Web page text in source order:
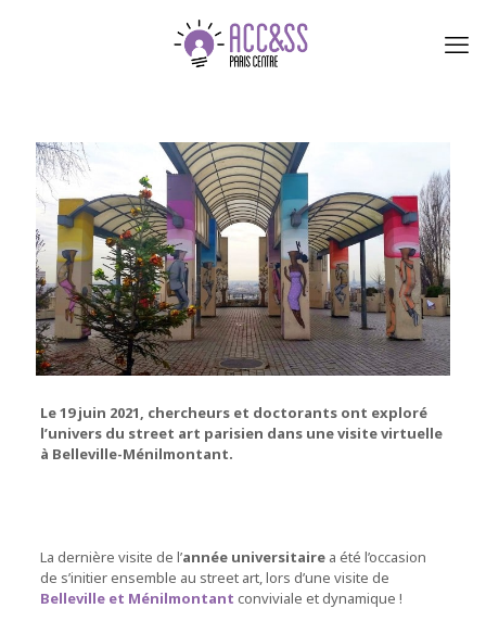
Le 19 juin 2021, chercheurs et doctorants ont exploré
l’univers du street art parisien dans une visite virtuelle
à Belleville-Ménilmontant.
La dernière visite de l’année universitairea été l’occasion
de s’initier ensemble au street art, lors d’une visite de
Belleville et Ménilmontant conviviale et dynamique !